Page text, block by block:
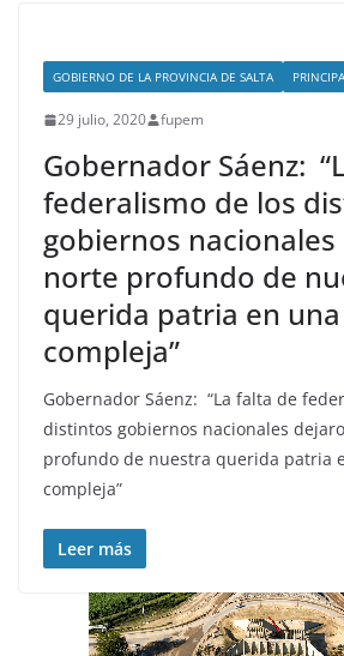
GOBIERNO DE LA PROVINCIA DE SALTA
29 julio, 2020 fupem
Gobernador Sáenz:
federalismo de los
gobiernos
norte profundo de
querida patria en
compleja”
Gobernador Sáenz: “La falta de
distintos gobiernos nacionales
profundo de nuestra querida patria
compleja”
Leer más